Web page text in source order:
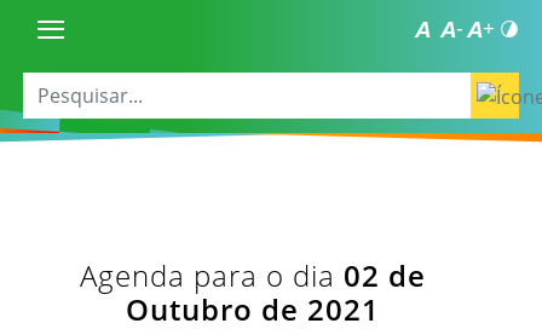
Agenda para o dia 02 de
Outubro de 2021